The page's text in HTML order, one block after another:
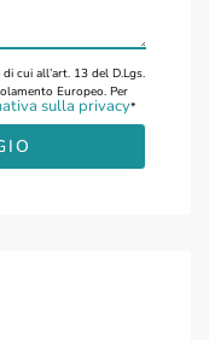
cui all’art. 13 del D.Lgs.
Europeo. Per
sulla privacy*